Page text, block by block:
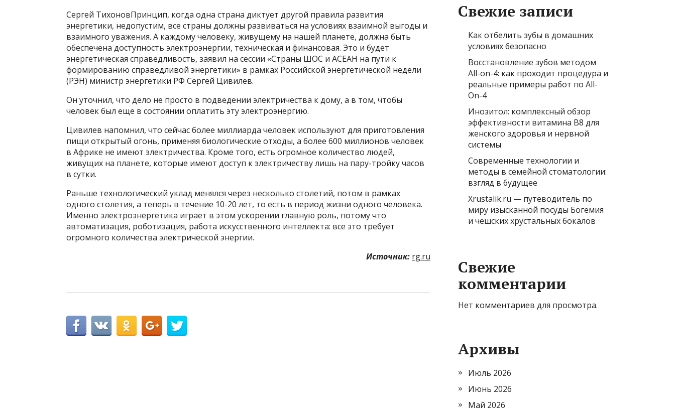
Сергей ТихоновПринцип, когда одна страна диктует другой правила развития
энергетики, недопустим, все страны должны развиваться на условиях взаимной выгоды и
взаимного уважения. А каждому человеку, живущему на нашей планете, должна быть
обеспечена доступность электроэнергии, техническая и финансовая. Это и будет
энергетическая справедливость, заявил на сессии «Страны ШОС и АСЕАН на пути к
формированию справедливой энергетики» в рамках Российской энергетической недели
(РЭН) министр энергетики РФ Сергей Цивилев.
Он уточнил, что дело не просто в подведении электричества к дому, а в том, чтобы
человек был еще в состоянии оплатить эту электроэнергию.
Цивилев напомнил, что сейчас более миллиарда человек используют для приготовления
пищи открытый огонь, применяя биологические отходы, а более 600 миллионов человек
в Африке не имеют электричества. Кроме того, есть огромное количество людей,
живущих на планете, которые имеют доступ к электричеству лишь на пару-тройку часов
в сутки.
Раньше технологический уклад менялся через несколько столетий, потом в рамках
одного столетия, а теперь в течение 10-20 лет, то есть в период жизни одного человека.
Именно электроэнергетика играет в этом ускорении главную роль, потому что
автоматизация, роботизация, работа искусственного интеллекта: все это требует
огромного количества электрической энергии.
Источник: rg.ru
Свежие записи
Как отбелить зубы в домашних
условиях безопасно
Восстановление зубов методом
All-on-4: как проходит процедура и
реальные примеры работ по All-
On-4
Инозитол: комплексный обзор
эффективности витамина B8 для
женского здоровья и нервной
системы
Современные технологии и
методы в семейной стоматологии:
взгляд в будущее
Xrustalik.ru — путеводитель по
миру изысканной посуды Богемия
и чешских хрустальных бокалов
Свежие
комментарии
Нет комментариев для просмотра.
Архивы
Июль 2026
Июнь 2026
Май 2026